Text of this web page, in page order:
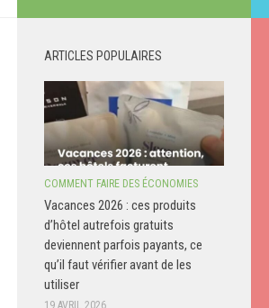
ARTICLES POPULAIRES
COMMENT FAIRE DES ÉCONOMIES
Vacances 2026 : ces produits
d’hôtel autrefois gratuits
deviennent parfois payants, ce
qu’il faut vérifier avant de les
utiliser